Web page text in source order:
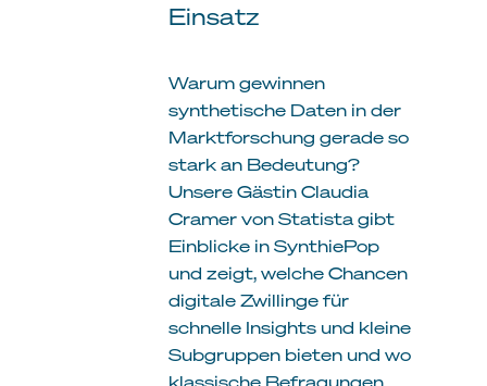
Einsatz
Warum gewinnen
synthetische Daten in der
Marktforschung gerade so
stark an Bedeutung?
Unsere Gästin Claudia
Cramer von Statista gibt
Einblicke in SynthiePop
und zeigt, welche Chancen
digitale Zwillinge für
schnelle Insights und kleine
Subgruppen bieten und wo
klassische Befragungen